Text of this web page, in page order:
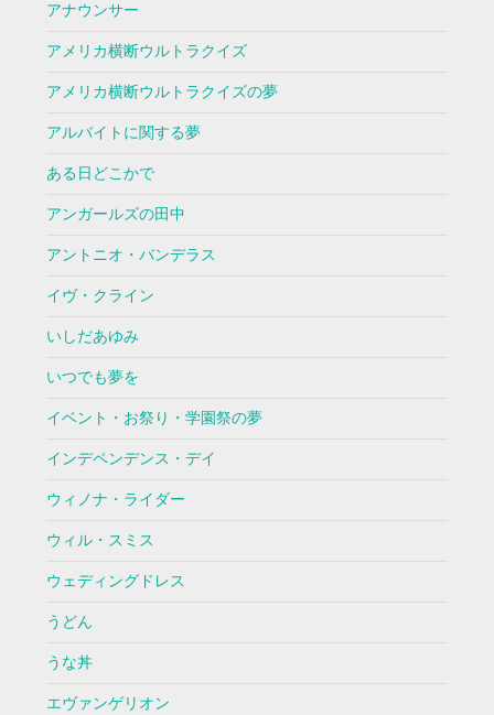
アナウンサー
アメリカ横断ウルトラクイズ
アメリカ横断ウルトラクイズの夢
アルバイトに関する夢
ある日どこかで
アンガールズの田中
アントニオ・バンデラス
イヴ・クライン
いしだあゆみ
いつでも夢を
イベント・お祭り・学園祭の夢
インデペンデンス・デイ
ウィノナ・ライダー
ウィル・スミス
ウェディングドレス
うどん
うな丼
エヴァンゲリオン